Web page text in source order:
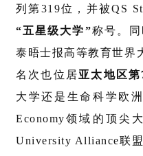
列第319位，并被QS
“五星级大学”称号。
泰晤士报高等教育世界
名次也位居亚太地区第
大学还是生命科学欧
Economy领域的顶尖
University Alliance联